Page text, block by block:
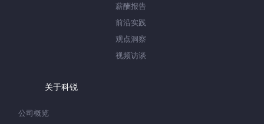
薪酬报告
前沿实践
观点洞察
视频访谈
关于科锐
公司概览